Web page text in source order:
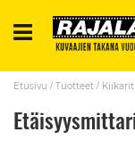
Etusivu Tuotteet